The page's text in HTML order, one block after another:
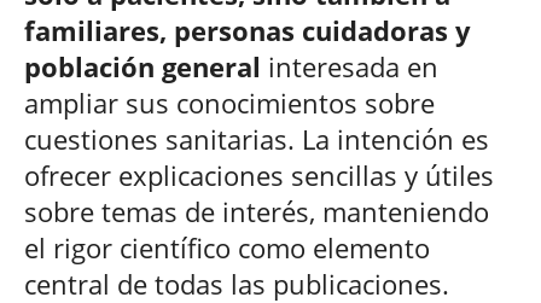
familiares, personas cuidadoras y
población general interesada en
ampliar sus conocimientos sobre
cuestiones sanitarias. La intención es
ofrecer explicaciones sencillas y útiles
sobre temas de interés, manteniendo
el rigor científico como elemento
central de todas las publicaciones.